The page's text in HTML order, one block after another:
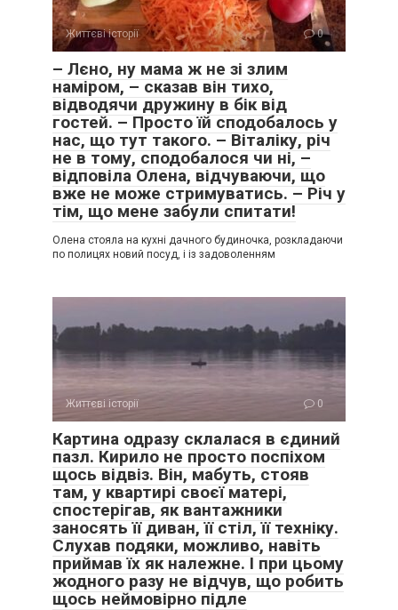
Життєві історії 0
– Лєно, ну мама ж не зі злим
наміром, – сказав він тихо,
відводячи дружину в бік від
гостей. – Просто їй сподобалось у
нас, що тут такого. – Віталіку, річ
не в тому, сподобалося чи ні, –
відповіла Олена, відчуваючи, що
вже не може стримуватись. – Річ у
тім, що мене забули спитати!
Олена стояла на кухні дачного будиночка, розкладаючи
по полицях новий посуд, і із задоволенням
Життєві історії 0
Картина одразу склалася в єдиний
пазл. Кирило не просто поспіхом
щось відвіз. Він, мабуть, стояв
там, у квартирі своєї матері,
спостерігав, як вантажники
заносять її диван, її стіл, її техніку.
Слухав подяки, можливо, навіть
приймав їх як належне. І при цьому
жодного разу не відчув, що робить
щось неймовірно підле